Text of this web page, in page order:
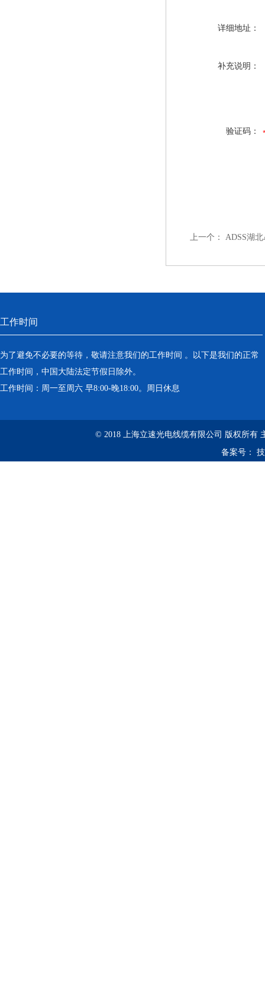
详细地址：
补充说明：
验证码：
上一个： ADSS湖
工作时间
为了避免不必要的等待，敬请注意我们的工作时间 。以下是我们的正常
工作时间，中国大陆法定节假日除外。
工作时间：周一至周六 早8:00-晚18:00。周日休息
© 2018 上海立速光电线缆有限公司 版权所有
备案号：